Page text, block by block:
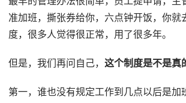
准加班，撕张券给你，六点钟开饭，你就
度，很多人觉得很正常，用了很多年。
但是，我们再问自己，这个制度是不是真
第一，谁也没有规定工作到几点以后是加